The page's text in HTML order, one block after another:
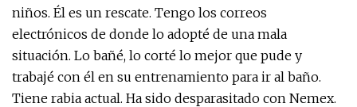
niños. Él es un rescate. Tengo los correos
electrónicos de donde lo adopté de una mala
situación. Lo bañé, lo corté lo mejor que pude y
trabajé con él en su entrenamiento para ir al baño.
Tiene rabia actual. Ha sido desparasitado con Nemex.